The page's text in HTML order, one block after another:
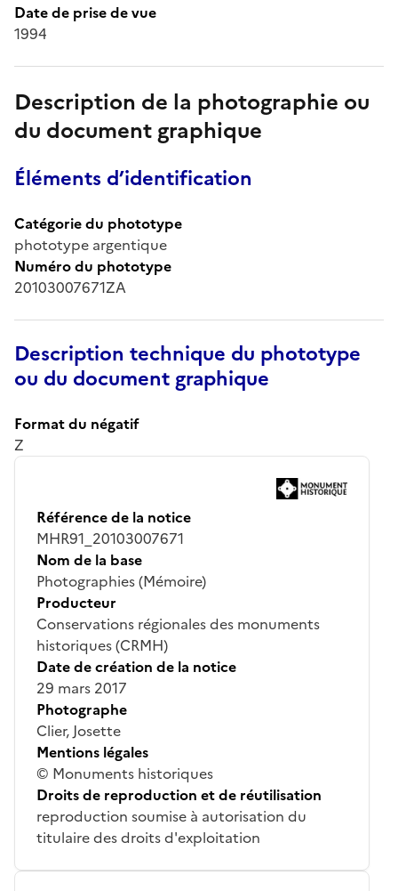
Date de prise de vue
1994
Description de la photographie ou
du document graphique
Éléments d’identification
Catégorie du phototype
phototype argentique
Numéro du phototype
20103007671ZA
Description technique du phototype
ou du document graphique
Format du négatif
Z
Référence de la notice
MHR91_20103007671
Nom de la base
Photographies (Mémoire)
Producteur
Conservations régionales des monuments
historiques (CRMH)
Date de création de la notice
29 mars 2017
Photographe
Clier, Josette
Mentions légales
© Monuments historiques
Droits de reproduction et de réutilisation
reproduction soumise à autorisation du
titulaire des droits d'exploitation